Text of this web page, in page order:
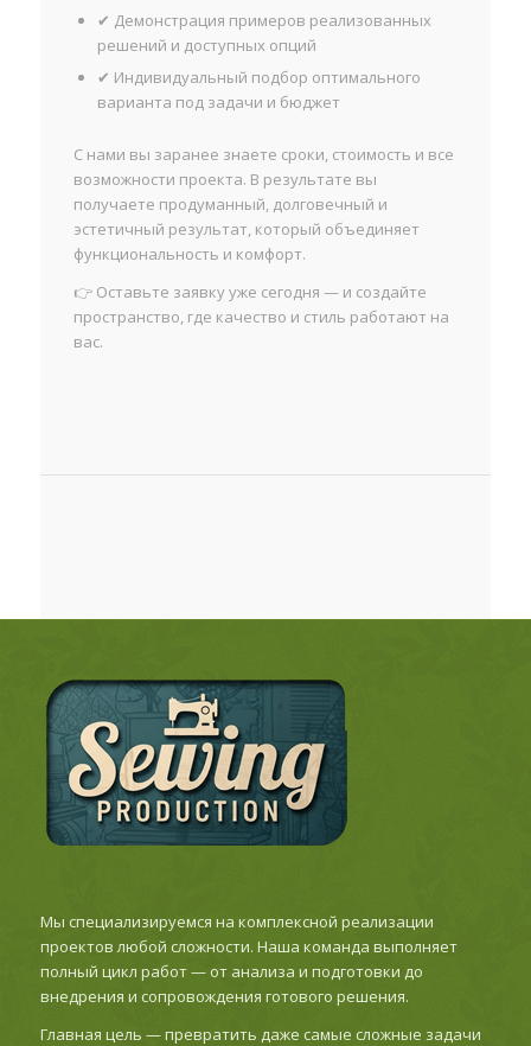
✔ Демонстрация примеров реализованных
решений и доступных опций
✔ Индивидуальный подбор оптимального
варианта под задачи и бюджет
С нами вы заранее знаете сроки, стоимость и все
возможности проекта. В результате вы
получаете продуманный, долговечный и
эстетичный результат, который объединяет
функциональность и комфорт.
👉 Оставьте заявку уже сегодня — и создайте
пространство, где качество и стиль работают на
вас.
Мы специализируемся на комплексной реализации
проектов любой сложности. Наша команда выполняет
полный цикл работ — от анализа и подготовки до
внедрения и сопровождения готового решения.
Главная цель — превратить даже самые сложные задачи